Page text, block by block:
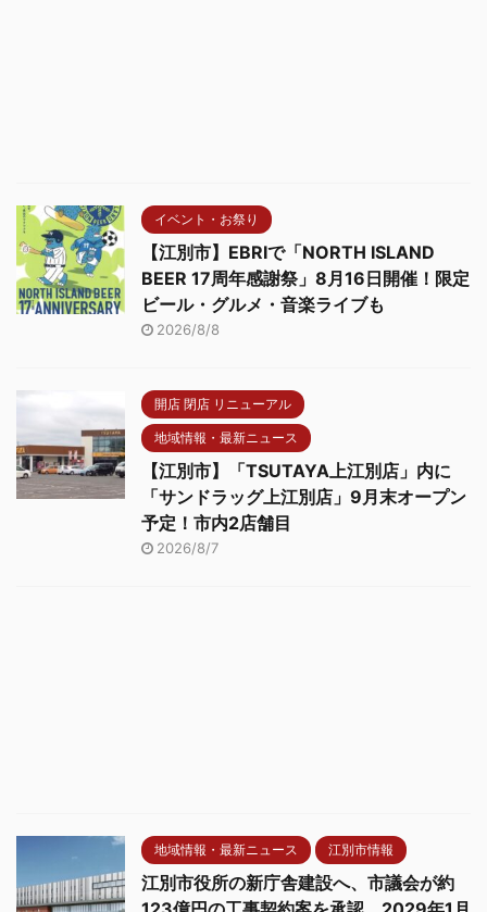
イベント・お祭り
【江別市】EBRIで「NORTH ISLAND
BEER 17周年感謝祭」8月16日開催！限定
ビール・グルメ・音楽ライブも
2026/8/8
開店 閉店 リニューアル
地域情報・最新ニュース
【江別市】「TSUTAYA上江別店」内に
「サンドラッグ上江別店」9月末オープン
予定！市内2店舗目
2026/8/7
地域情報・最新ニュース 江別市情報
江別市役所の新庁舎建設へ、市議会が約